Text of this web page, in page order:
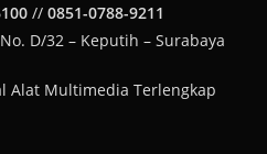
//0851-0788-9211
D/32 – Keputih – Surabaya
Alat Multimedia Terlengkap